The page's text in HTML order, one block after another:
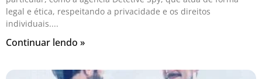
legal e ética, respeitando a privacidade e os direitos
individuais.
Continuar lendo »